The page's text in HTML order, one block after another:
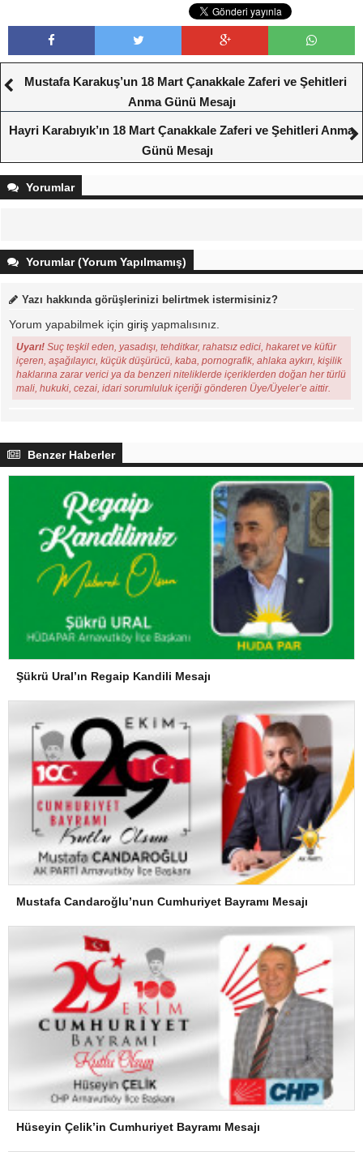
Mustafa Karakuş’un 18 Mart Çanakkale Zaferi ve Şehitleri
Anma Günü Mesajı
Hayri Karabıyık’ın 18 Mart Çanakkale Zaferi ve Şehitleri Anma
Günü Mesajı
Yorumlar
Yorumlar (Yorum Yapılmamış)
Yazı hakkında görüşlerinizi belirtmek istermisiniz?
Yorum yapabilmek için giriş yapmalısınız.
Uyarı! Suç teşkil eden, yasadışı, tehditkar, rahatsız edici, hakaret ve küfür
içeren, aşağılayıcı, küçük düşürücü, kaba, pornografik, ahlaka aykırı, kişilik
haklarına zarar verici ya da benzeri niteliklerde içeriklerden doğan her türlü
mali, hukuki, cezai, idari sorumluluk içeriği gönderen Üye/Üyeler’e aittir.
Benzer Haberler
Şükrü Ural’ın Regaip Kandili Mesajı
Mustafa Candaroğlu’nun Cumhuriyet Bayramı Mesajı
Hüseyin Çelik’in Cumhuriyet Bayramı Mesajı